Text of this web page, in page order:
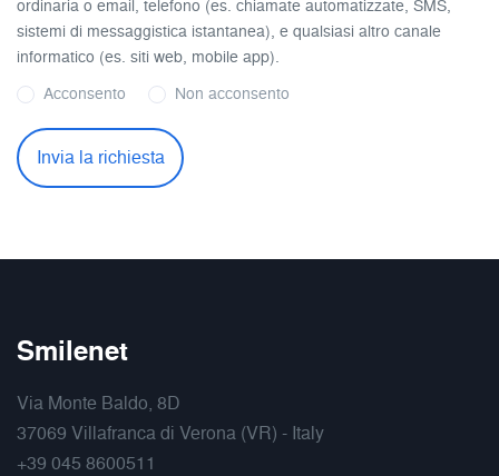
ordinaria o email, telefono (es. chiamate automatizzate, SMS,
sistemi di messaggistica istantanea), e qualsiasi altro canale
informatico (es. siti web, mobile app).
Acconsento
Non acconsento
Smilenet
Via Monte Baldo, 8D
37069 Villafranca di Verona (VR) - Italy
+39 045 8600511